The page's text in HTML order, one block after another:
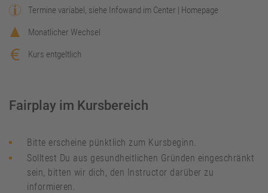
Termine variabel, siehe Infowand im Center | Homepage
Monatlicher Wechsel
Kurs entgeltlich
Fairplay im Kursbereich
Bitte erscheine pünktlich zum Kursbeginn.
Solltest Du aus gesundheitlichen Gründen eingeschränkt
sein, bitten wir dich, den Instructor darüber zu
informieren.